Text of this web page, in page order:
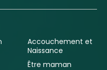
Accouchement et
Naissance
Être maman